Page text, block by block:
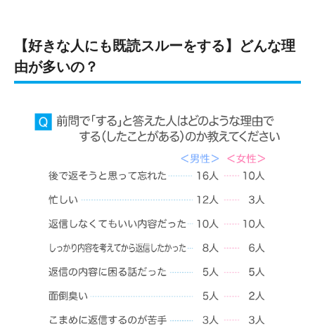
【好きな人にも既読スルーをする】どんな理
由が多いの？